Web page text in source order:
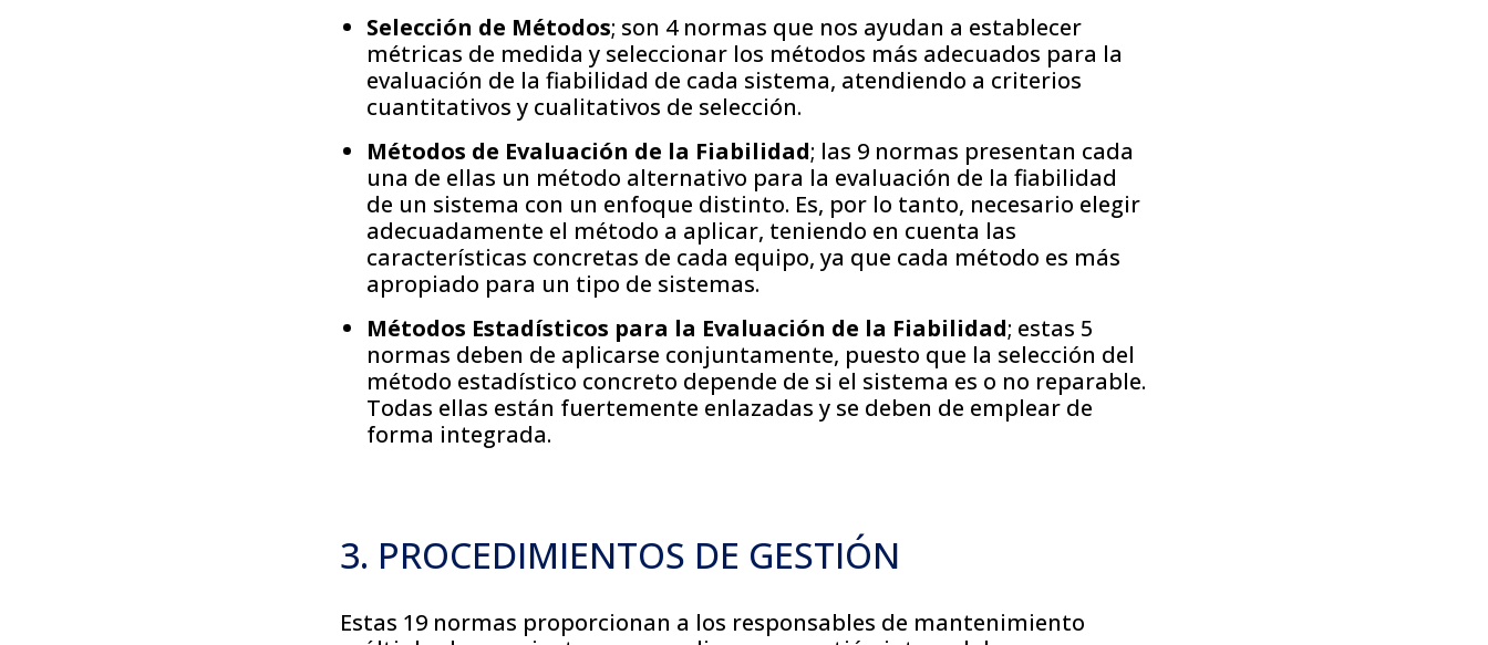
Selección de Métodos; son 4 normas que nos ayudan a establecer
métricas de medida y seleccionar los métodos más adecuados para la
evaluación de la fiabilidad de cada sistema, atendiendo a criterios
cuantitativos y cualitativos de selección.
Métodos de Evaluación de la Fiabilidad; las 9 normas presentan cada
una de ellas un método alternativo para la evaluación de la fiabilidad
de un sistema con un enfoque distinto. Es, por lo tanto, necesario elegir
adecuadamente el método a aplicar, teniendo en cuenta las
características concretas de cada equipo, ya que cada método es más
apropiado para un tipo de sistemas.
Métodos Estadísticos para la Evaluación de la Fiabilidad; estas 5
normas deben de aplicarse conjuntamente, puesto que la selección del
método estadístico concreto depende de si el sistema es o no reparable.
Todas ellas están fuertemente enlazadas y se deben de emplear de
forma integrada.
3. PROCEDIMIENTOS DE GESTIÓN
Estas 19 normas proporcionan a los responsables de mantenimiento